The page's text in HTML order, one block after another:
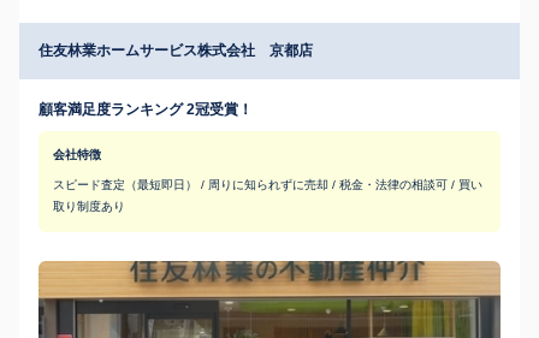
住友林業ホームサービス株式会社 京都店
顧客満足度ランキング 2冠受賞！
会社特徴
スピード査定（最短即日） / 周りに知られずに売却 / 税金・法律の相談可 / 買い
取り制度あり